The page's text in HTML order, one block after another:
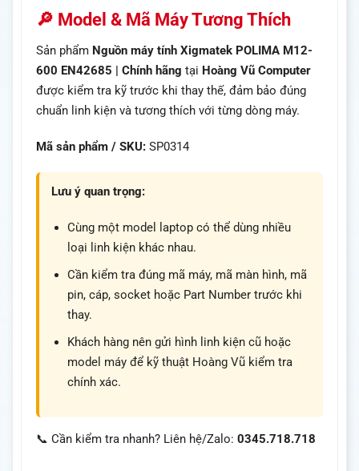
🔎 Model & Mã Máy Tương Thích
Sản phẩm Nguồn máy tính Xigmatek POLIMA M12-
600 EN42685 | Chính hãng tại Hoàng Vũ Computer
được kiểm tra kỹ trước khi thay thế, đảm bảo đúng
chuẩn linh kiện và tương thích với từng dòng máy.
Mã sản phẩm / SKU: SP0314
Lưu ý quan trọng:
Cùng một model laptop có thể dùng nhiều
loại linh kiện khác nhau.
Cần kiểm tra đúng mã máy, mã màn hình, mã
pin, cáp, socket hoặc Part Number trước khi
thay.
Khách hàng nên gửi hình linh kiện cũ hoặc
model máy để kỹ thuật Hoàng Vũ kiểm tra
chính xác.
📞 Cần kiểm tra nhanh? Liên hệ/Zalo: 0345.718.718